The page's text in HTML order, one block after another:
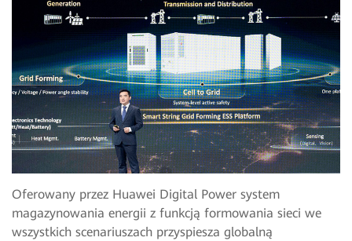
Oferowany przez Huawei Digital Power system
magazynowania energii z funkcją formowania sieci we
wszystkich scenariuszach przyspiesza globalną